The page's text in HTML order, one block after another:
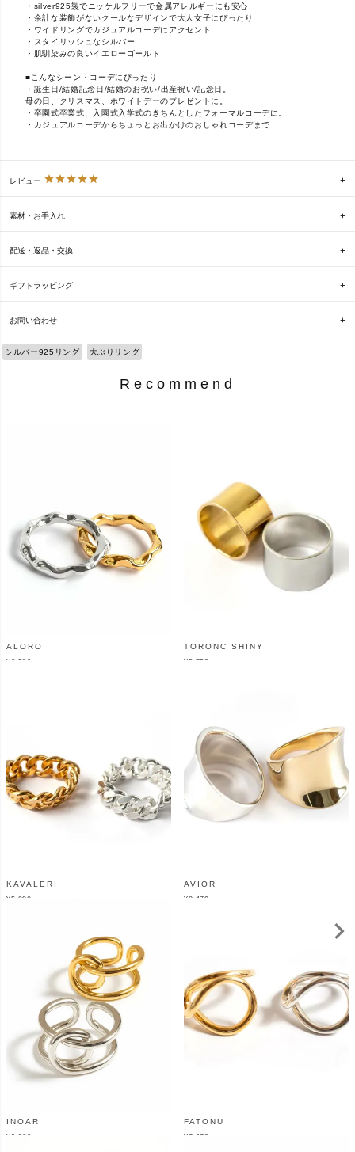
・silver925製でニッケルフリーで金属アレルギーにも安心
・余計な装飾がないクールなデザインで大人女子にぴったり
・ワイドリングでカジュアルコーデにアクセント
・スタイリッシュなシルバー
・肌馴染みの良いイエローゴールド
■こんなシーン・コーデにぴったり
・誕生日/結婚記念日/結婚のお祝い/出産祝い/記念日。
母の日、クリスマス、ホワイトデーのプレゼントに。
・卒園式卒業式、入園式入学式のきちんとしたフォーマルコーデに。
・カジュアルコーデからちょっとお出かけのおしゃれコーデまで
レビュー
素材・お手入れ
配送・返品・交換
ギフトラッピング
お問い合わせ
シルバー925リング 大ぶりリング
Recommend
ALORO
¥6,580
TORONC SHINY
¥5,750
KAVALERI
¥5,980
AVIOR
¥8,470
INOAR
¥8,360
FATONU
¥7,370